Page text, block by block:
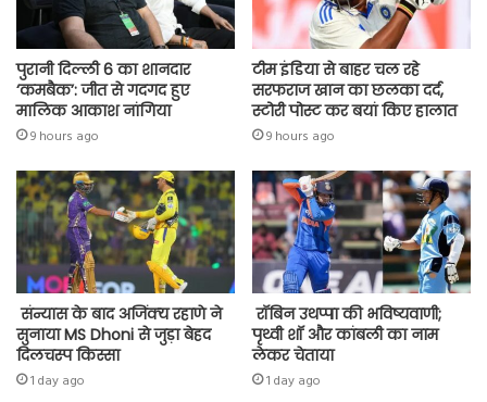
पुरानी दिल्ली 6 का शानदार
‘कमबैक’: जीत से गदगद हुए
मालिक आकाश नांगिया
9 hours ago
टीम इंडिया से बाहर चल रहे
सरफराज खान का छलका दर्द,
स्टोरी पोस्ट कर बयां किए हालात
9 hours ago
संन्यास के बाद अजिंक्‍य रहाणे ने
सुनाया MS Dhoni से जुड़ा बेहद
दिलचस्प किस्सा
1 day ago
रॉबिन उथप्पा की भविष्यवाणी;
पृथ्वी शॉ और कांबली का नाम
लेकर चेताया
1 day ago